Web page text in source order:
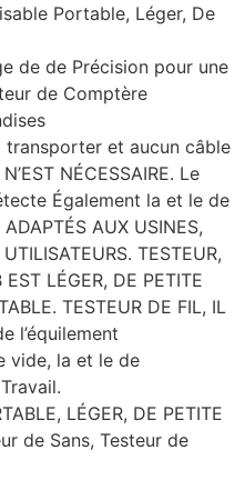
Portable, Léger, De
de de Précision pour une
de Comptère
et aucun câble
NÉCESSAIRE. Le
Également la et le de
AUX USINES,
TESTEUR,
LÉGER, DE PETITE
TESTEUR DE FIL, IL
l’équilement
vide, la et le de
LÉGER, DE PETITE
de Sans, Testeur de